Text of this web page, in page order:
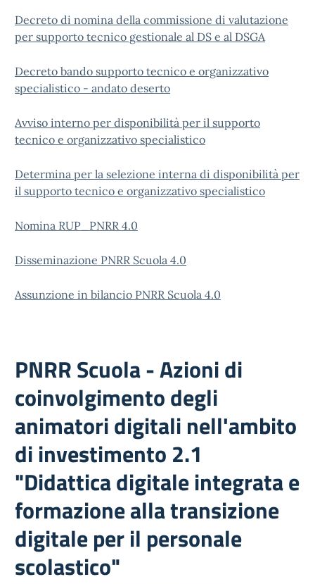
Decreto di nomina della commissione di valutazione
per supporto tecnico gestionale al DS e al DSGA
Decreto bando supporto tecnico e organizzativo
specialistico - andato deserto
Avviso interno per disponibilità per il supporto
tecnico e organizzativo specialistico
Determina per la selezione interna di disponibilità per
il supporto tecnico e organizzativo specialistico
Nomina RUP_PNRR 4.0
Disseminazione PNRR Scuola 4.0
Assunzione in bilancio PNRR Scuola 4.0
PNRR Scuola - Azioni di
coinvolgimento degli
animatori digitali nell'ambito
di investimento 2.1
"Didattica digitale integrata e
formazione alla transizione
digitale per il personale
scolastico"